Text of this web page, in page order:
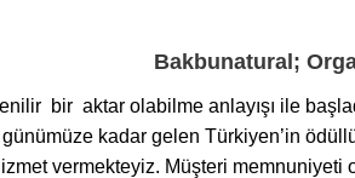
Bakbunatural;
bir aktar olabilme anlayışı ile
günümüze kadar gelen Türkiyen’in
vermekteyiz. Müşteri memnuniyeti